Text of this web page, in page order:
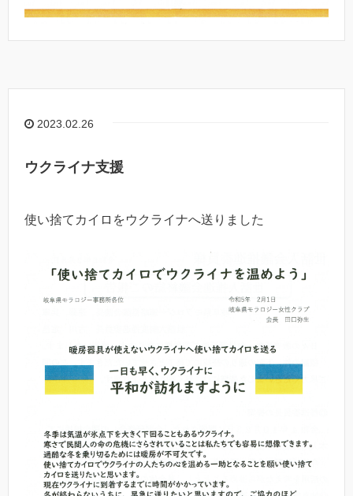
2023.02.26
ウクライナ支援
使い捨てカイロをウクライナへ送りました